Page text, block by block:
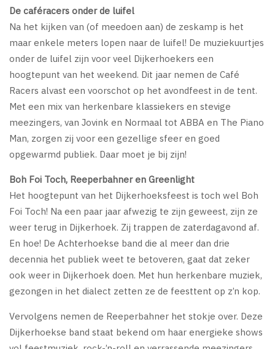
De caféracers onder de luifel
Na het kijken van (of meedoen aan) de zeskamp is het
maar enkele meters lopen naar de luifel! De muziekuurtjes
onder de luifel zijn voor veel Dijkerhoekers een
hoogtepunt van het weekend. Dit jaar nemen de Café
Racers alvast een voorschot op het avondfeest in de tent.
Met een mix van herkenbare klassiekers en stevige
meezingers, van Jovink en Normaal tot ABBA en The Piano
Man, zorgen zij voor een gezellige sfeer en goed
opgewarmd publiek. Daar moet je bij zijn!
Boh Foi Toch, Reeperbahner en Greenlight
Het hoogtepunt van het Dijkerhoeksfeest is toch wel Boh
Foi Toch! Na een paar jaar afwezig te zijn geweest, zijn ze
weer terug in Dijkerhoek. Zij trappen de zaterdagavond af.
En hoe! De Achterhoekse band die al meer dan drie
decennia het publiek weet te betoveren, gaat dat zeker
ook weer in Dijkerhoek doen. Met hun herkenbare muziek,
gezongen in het dialect zetten ze de feesttent op z’n kop.
Vervolgens nemen de Reeperbahner het stokje over. Deze
Dijkerhoekse band staat bekend om haar energieke shows